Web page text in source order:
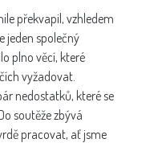
překvapil, vzhledem
jeden společný
plno věcí, které
vyžadovat.
nedostatků, které se
soutěže zbývá
pracovat, ať jsme